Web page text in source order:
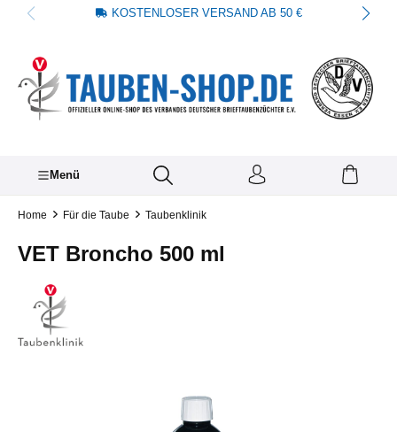
springen KOSTENLOSER VERSAND AB 50 €
Menü
Home Für die Taube Taubenklinik
VET Broncho 500 ml